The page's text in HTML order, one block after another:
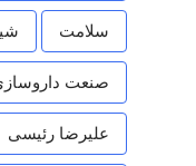
سلامت
صنعت
علیرضا رئیسی